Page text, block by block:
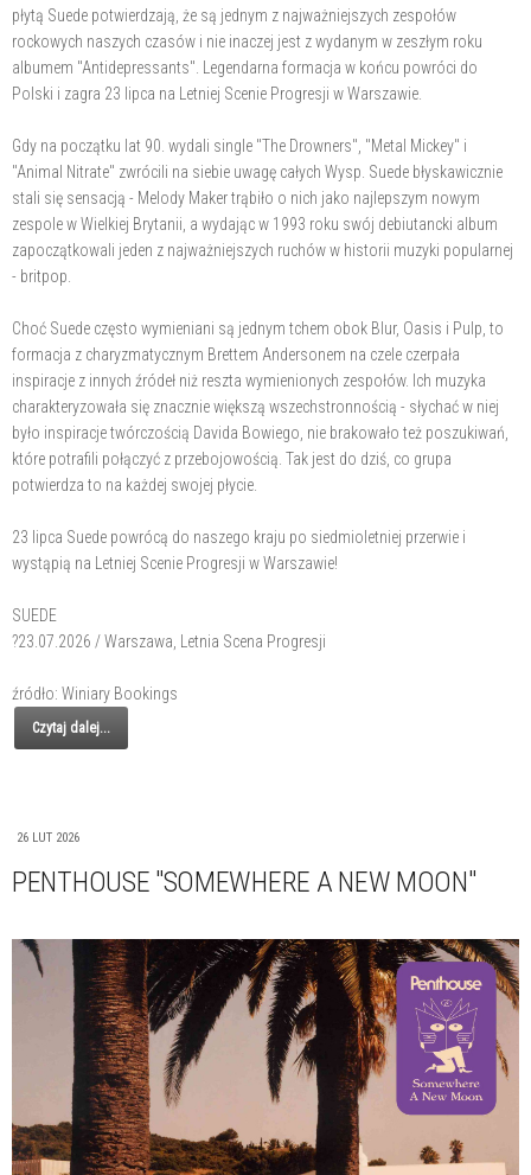
płytą Suede potwierdzają, że są jednym z najważniejszych zespołów
rockowych naszych czasów i nie inaczej jest z wydanym w zeszłym roku
albumem "Antidepressants". Legendarna formacja w końcu powróci do
Polski i zagra 23 lipca na Letniej Scenie Progresji w Warszawie.
Gdy na początku lat 90. wydali single "The Drowners", "Metal Mickey" i
"Animal Nitrate" zwrócili na siebie uwagę całych Wysp. Suede błyskawicznie
stali się sensacją - Melody Maker trąbiło o nich jako najlepszym nowym
zespole w Wielkiej Brytanii, a wydając w 1993 roku swój debiutancki album
zapoczątkowali jeden z najważniejszych ruchów w historii muzyki popularnej
- britpop.
Choć Suede często wymieniani są jednym tchem obok Blur, Oasis i Pulp, to
formacja z charyzmatycznym Brettem Andersonem na czele czerpała
inspiracje z innych źródeł niż reszta wymienionych zespołów. Ich muzyka
charakteryzowała się znacznie większą wszechstronnością - słychać w niej
było inspiracje twórczością Davida Bowiego, nie brakowało też poszukiwań,
które potrafili połączyć z przebojowością. Tak jest do dziś, co grupa
potwierdza to na każdej swojej płycie.
23 lipca Suede powrócą do naszego kraju po siedmioletniej przerwie i
wystąpią na Letniej Scenie Progresji w Warszawie!
SUEDE
?23.07.2026 / Warszawa, Letnia Scena Progresji
źródło: Winiary Bookings
Czytaj dalej...
26 LUT 2026
PENTHOUSE "SOMEWHERE A NEW MOON"